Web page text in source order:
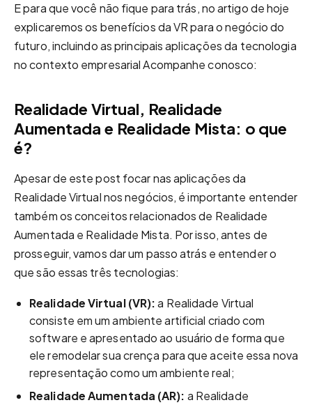
E para que você não fique para trás, no artigo de hoje
explicaremos os benefícios da VR para o negócio do
futuro, incluindo as principais aplicações da tecnologia
no contexto empresarial Acompanhe conosco:
Realidade Virtual, Realidade
Aumentada e Realidade Mista: o que
é?
Apesar de este post focar nas aplicações da
Realidade Virtual nos negócios, é importante entender
também os conceitos relacionados de Realidade
Aumentada e Realidade Mista. Por isso, antes de
prosseguir, vamos dar um passo atrás e entender o
que são essas três tecnologias:
Realidade Virtual (VR):a Realidade Virtual
consiste em um ambiente artificial criado com
software e apresentado ao usuário de forma que
ele remodelar sua crença para que aceite essa nova
representação como um ambiente real;
Realidade Aumentada (AR): a Realidade